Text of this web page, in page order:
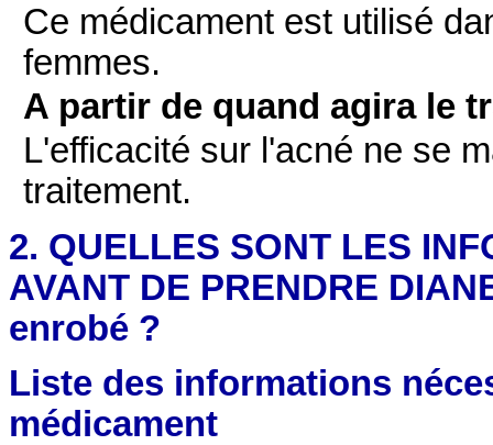
Ce médicament est utilisé
femmes.
A partir de quand agira le
L'efficacité sur l'acné ne se
traitement.
2. QUELLES SONT LES
AVANT DE PRENDRE
enrobé ?
Liste des informations
médicament